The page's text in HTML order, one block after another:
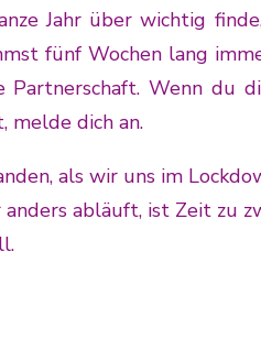
Jahr über wichtig
fünf Wochen lang
Wenn du
melde dich an.
als wir uns im
abläuft, ist Zeit zu